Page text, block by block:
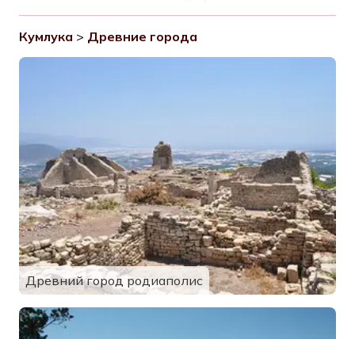
Кумлука > Древние города
Древний город родиаполис